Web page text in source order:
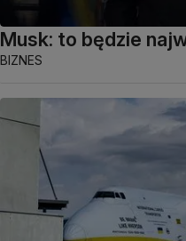
Musk: to będzie
BIZNES